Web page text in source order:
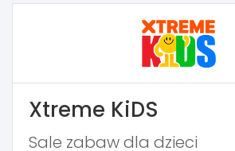
Xtreme KiDS
Sale zabaw dla dzieci